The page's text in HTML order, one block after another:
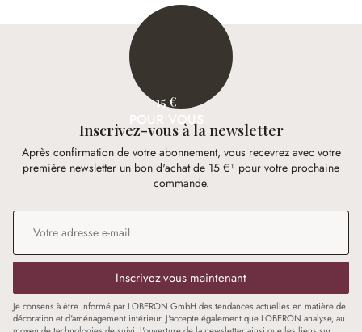
15 €
POUR VOUS
Inscrivez-vous à la newsletter
Après confirmation de votre abonnement, vous recevrez avec votre
première newsletter un bon d'achat de 15 €¹ pour votre prochaine
commande.
Adresse e-mail
Inscrivez-vous maintenant
Je consens à être informé par LOBERON GmbH des tendances actuelles en matière de
décoration et d'aménagement intérieur. J'accepte également que LOBERON analyse, au